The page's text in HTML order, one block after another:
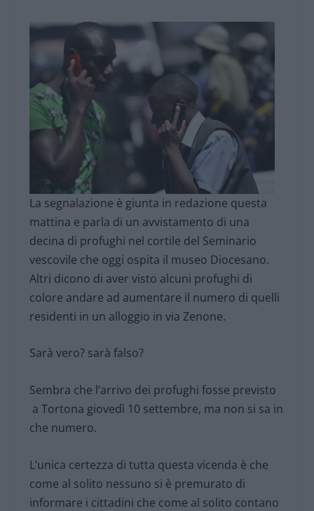
La segnalazione è giunta in redazione questa
mattina e parla di un avvistamento di una
decina di profughi nel cortile del Seminario
vescovile che oggi ospita il museo Diocesano.
Altri dicono di aver visto alcuni profughi di
colore andare ad aumentare il numero di quelli
residenti in un alloggio in via Zenone.
Sarà vero? sarà falso?
Sembra che l’arrivo dei profughi fosse previsto
a Tortona giovedì 10 settembre, ma non si sa in
che numero.
L’unica certezza di tutta questa vicenda è che
come al solito nessuno si è premurato di
informare i cittadini che come al solito contano